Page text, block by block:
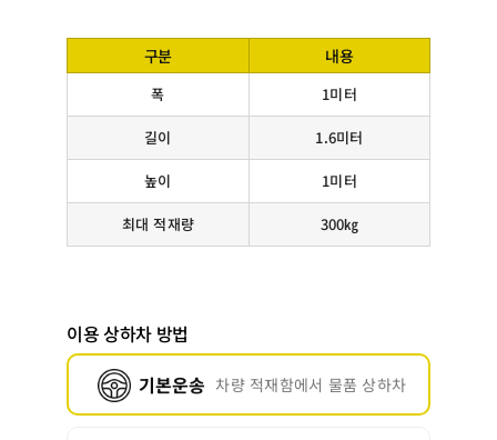
구분 내용
폭 1미터
길이 1.6미터
높이 1미터
최대 적재량 300㎏
이용 상하차 방법
기본운송 차량 적재함에서 물품 상하차